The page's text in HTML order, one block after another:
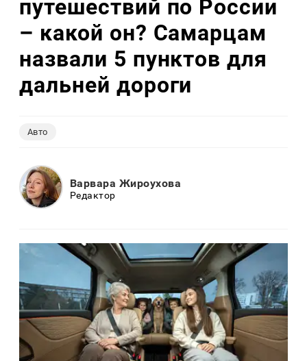
путешествий по России
– какой он? Самарцам
назвали 5 пунктов для
дальней дороги
Авто
Варвара Жироухова
Редактор